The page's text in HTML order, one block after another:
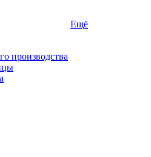
производства
Ещё